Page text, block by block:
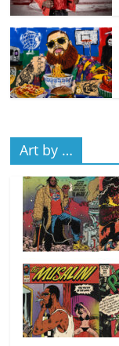
Art by …